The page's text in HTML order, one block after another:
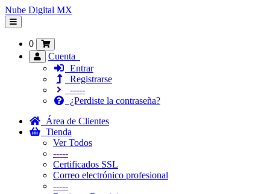
Nube Digital MX
Alternar
Navegación
0
Cuenta
Entrar
Registrarse
-----
¿Perdiste la contraseña?
Área de Clientes
Tienda
Ver Todos
-----
Certificados SSL
Correo electrónico profesional
-----